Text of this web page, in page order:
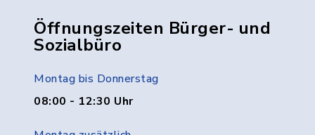
Öffnungszeiten Bürger- und
Sozialbüro
Montag bis Donnerstag
08:00 - 12:30 Uhr